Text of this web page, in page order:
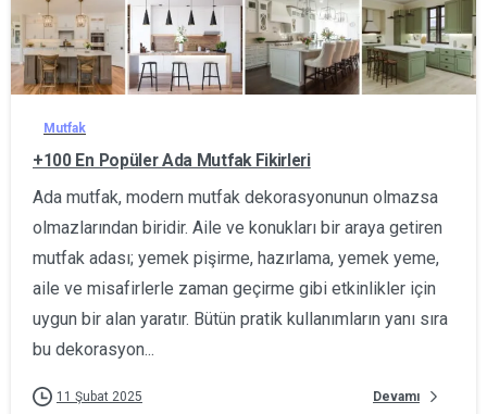
0
Mutfak
+100 En Popüler Ada Mutfak Fikirleri
Ada mutfak, modern mutfak dekorasyonunun olmazsa
olmazlarından biridir. Aile ve konukları bir araya getiren
mutfak adası; yemek pişirme, hazırlama, yemek yeme,
aile ve misafirlerle zaman geçirme gibi etkinlikler için
uygun bir alan yaratır. Bütün pratik kullanımların yanı sıra
bu dekorasyon...
11 Şubat 2025 Devamı